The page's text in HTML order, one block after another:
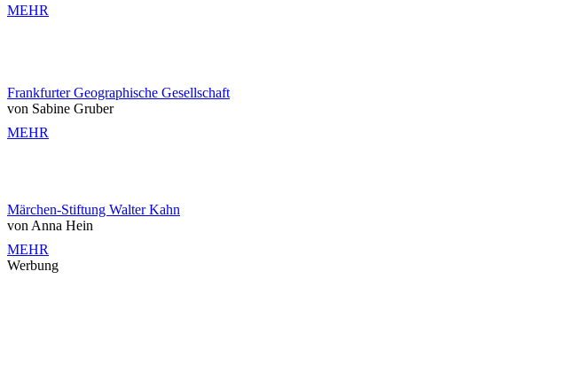
MEHR
Frankfurter Geographische Gesellschaft
von Sabine Gruber
MEHR
Märchen-Stiftung Walter Kahn
von Anna Hein
MEHR
Werbung